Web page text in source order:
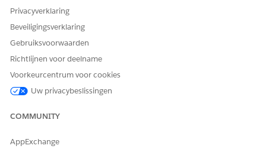
Rekruteringsverzoeken
Zoek op het tabblad Details in Actieplansjabloon naar en
selecteer de actieplansjabloon voor de sollicitatie.
Sla uw wijzigingen op.
HEEFT DIT ARTIKEL UW PROBLEEM OPGELOST?
Privacyverklaring
Beveiligingsverklaring
Gebruiksvoorwaarden
Richtlijnen voor deelname
Voorkeurcentrum voor cookies
Uw privacybeslissingen
COMMUNITY
AppExchange